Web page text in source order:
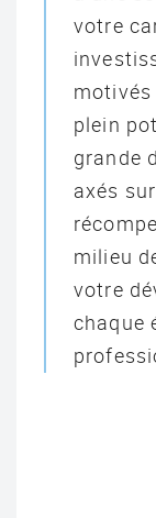
votre
motivés
plein
grande
axés
milieu
votre
chaque